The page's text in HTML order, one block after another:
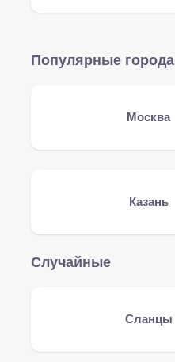
Популярные города
Москва
Казань
Случайные
Сланцы